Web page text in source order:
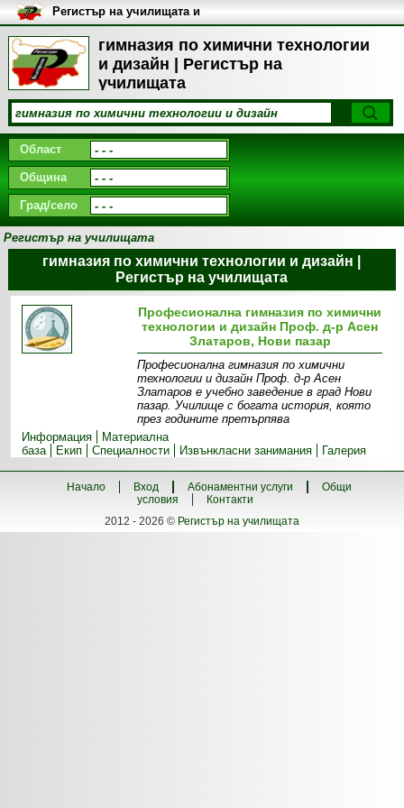
гимназия по химични технологии
и дизайн | Регистър на
училищата
Регистър на училищата и
университетите в България
Област
Община
Град/село
Регистър на училищата
гимназия по химични технологии и дизайн |
Регистър на училищата
Професионална гимназия по химични
технологии и дизайн Проф. д-р Асен
Златаров, Нови пазар
Професионална гимназия по химични
технологии и дизайн Проф. д-р Асен
Златаров е учебно заведение в град Нови
пазар. Училище с богата история, която
през годините претърпява
Информация
Материална
база
Екип Специалности Извънкласни занимания Галерия
Начало Вход Абонаментни услуги
Общи
условия
Контакти
2012 - 2026 © Регистър на училищата